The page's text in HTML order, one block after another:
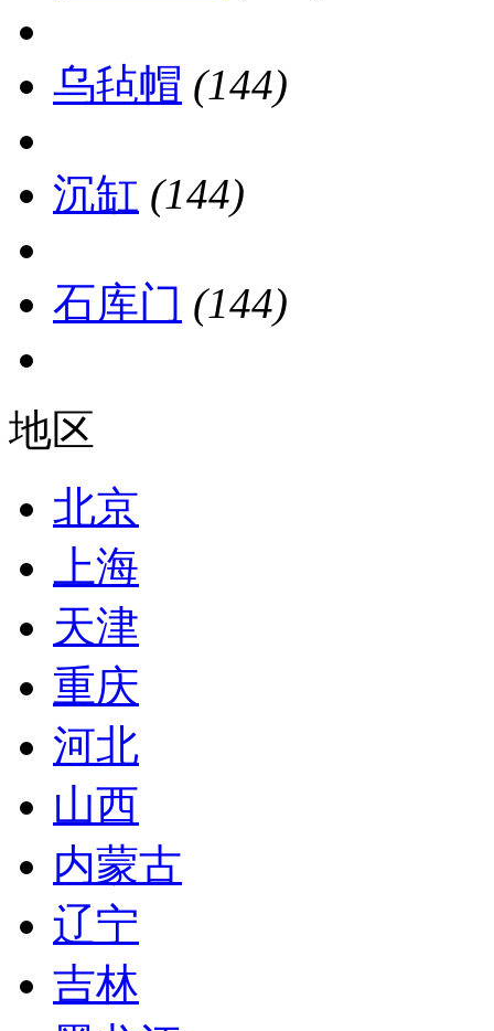
乌毡帽 (144)
沉缸 (144)
石库门 (144)
地区
北京
上海
天津
重庆
河北
山西
内蒙古
辽宁
吉林